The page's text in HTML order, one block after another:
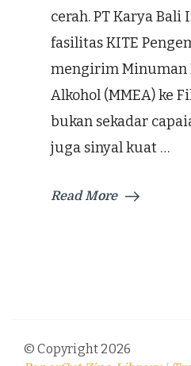
cerah. PT Karya
fasilitas KITE
mengirim Minuman
Alkohol (MMEA) ke
bukan sekadar
juga sinyal kuat …
Read More
© Copyright 2026